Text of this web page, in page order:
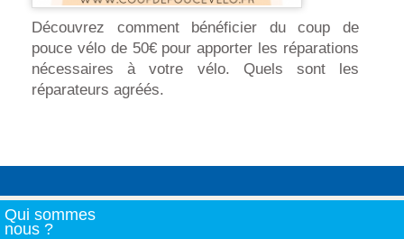
Découvrez comment bénéficier du coup de
pouce vélo de 50€ pour apporter les réparations
nécessaires à votre vélo. Quels sont les
réparateurs agréés.
Qui sommes
nous ?